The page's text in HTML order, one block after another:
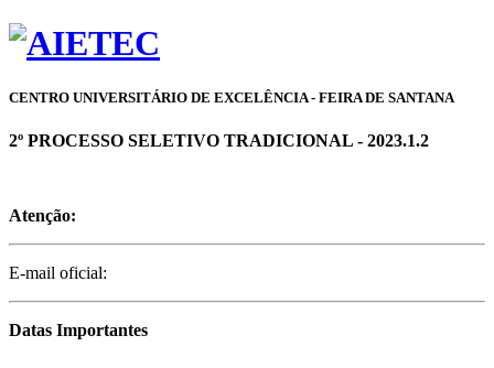
CENTRO UNIVERSITÁRIO DE EXCELÊNCIA - FEIRA DE SANTANA
2º PROCESSO SELETIVO TRADICIONAL - 2023.1.2
Atenção:
E-mail oficial:
Datas Importantes